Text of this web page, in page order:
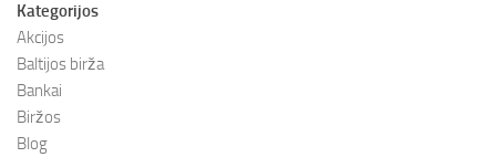
Kategorijos
Akcijos
Baltijos birža
Bankai
Biržos
Blog